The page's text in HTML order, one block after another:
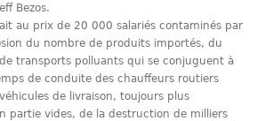
Bezos.
au prix de 20 000 salariés contaminés par
du nombre de produits importés, du
transports polluants qui se conjuguent à
de conduite des chauffeurs routiers
de livraison, toujours plus
partie vides, de la destruction de milliers